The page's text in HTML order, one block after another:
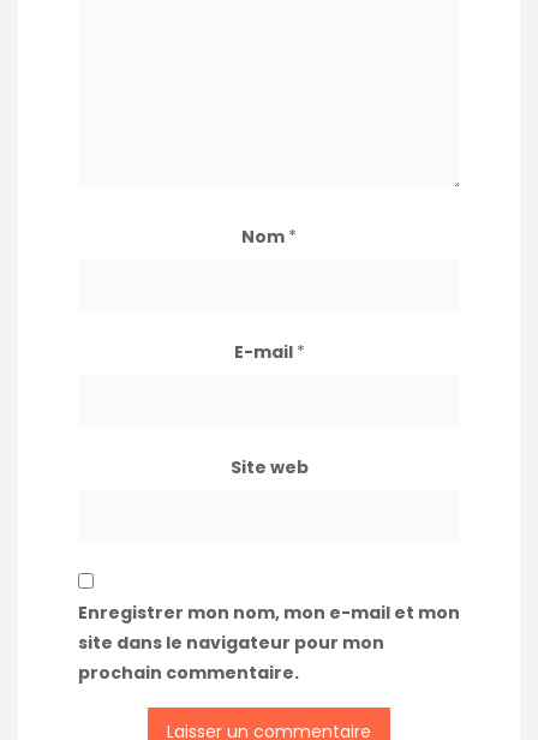
Nom *
E-mail *
Site web
Enregistrer mon nom, mon e-mail et mon
site dans le navigateur pour mon
prochain commentaire.